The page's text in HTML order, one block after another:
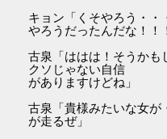
キョン「くそやろう・・
やろうだったんだな！！
古泉「ははは！そうかも
クソじゃない自信
がありますけどね」
古泉「貴様みたいな女が
が走るぜ」